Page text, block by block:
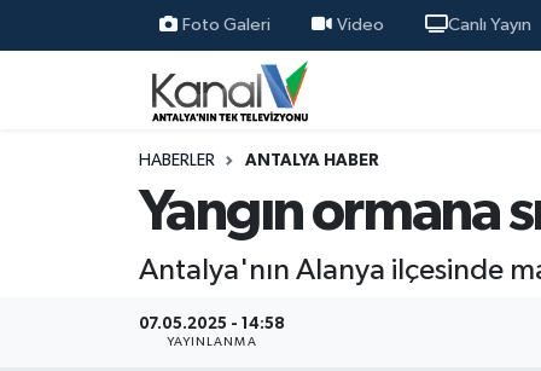
Foto Galeri Video Canlı Yayın
HABERLER ANTALYA HABER
Yangın ormana
Antalya'nın Alanya ilçesinde
07.05.2025 - 14:58
YAYINLANMA
Ana Haber
Antalya Haber
Nöbetçi Eczaneler
Hava Durumu
Trafik Durumu
Süper Lig Puan Durumu ve Fikstür
Tüm Manşetler